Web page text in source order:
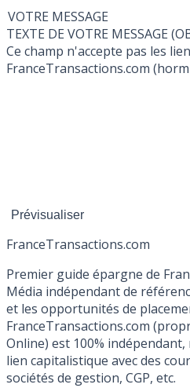
VOTRE MESSAGE
TEXTE
Ce champ n'accepte pas les
FranceTransactions.com
FranceTransactions.com
Premier guide épargne de
Média indépendant de
et les opportunités de
FranceTransactions.com
Online) est 100%
lien capitalistique avec des
sociétés de gestion, CGP, etc.